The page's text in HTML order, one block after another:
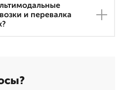
и перевалка